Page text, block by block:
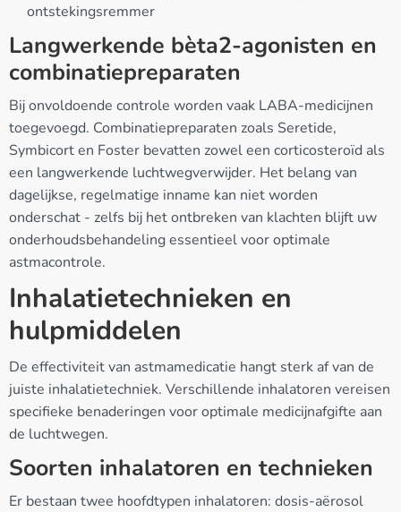
ontstekingsremmer
Langwerkende bèta2-agonisten en
combinatiepreparaten
Bij onvoldoende controle worden vaak LABA-medicijnen
toegevoegd. Combinatiepreparaten zoals Seretide,
Symbicort en Foster bevatten zowel een corticosteroïd als
een langwerkende luchtwegverwijder. Het belang van
dagelijkse, regelmatige inname kan niet worden
onderschat - zelfs bij het ontbreken van klachten blijft uw
onderhoudsbehandeling essentieel voor optimale
astmacontrole.
Inhalatietechnieken en
hulpmiddelen
De effectiviteit van astmamedicatie hangt sterk af van de
juiste inhalatietechniek. Verschillende inhalatoren vereisen
specifieke benaderingen voor optimale medicijnafgifte aan
de luchtwegen.
Soorten inhalatoren en technieken
Er bestaan twee hoofdtypen inhalatoren: dosis-aërosol